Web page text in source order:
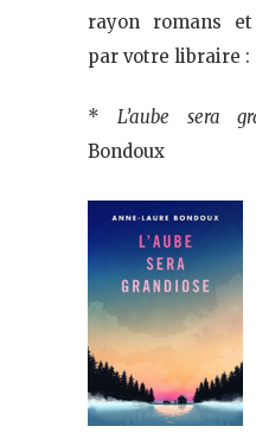
rayon romans et
par votre libraire :
* L’aube sera
Bondoux